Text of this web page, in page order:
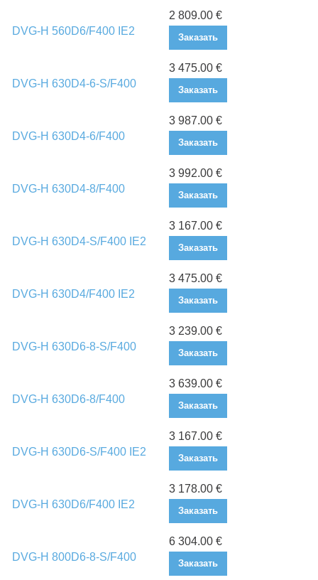
DVG-H 560D6/F400 IE2
2 809.00 €
Заказать
DVG-H 630D4-6-S/F400
3 475.00 €
Заказать
DVG-H 630D4-6/F400
3 987.00 €
Заказать
DVG-H 630D4-8/F400
3 992.00 €
Заказать
DVG-H 630D4-S/F400 IE2
3 167.00 €
Заказать
DVG-H 630D4/F400 IE2
3 475.00 €
Заказать
DVG-H 630D6-8-S/F400
3 239.00 €
Заказать
DVG-H 630D6-8/F400
3 639.00 €
Заказать
DVG-H 630D6-S/F400 IE2
3 167.00 €
Заказать
DVG-H 630D6/F400 IE2
3 178.00 €
Заказать
DVG-H 800D6-8-S/F400
6 304.00 €
Заказать